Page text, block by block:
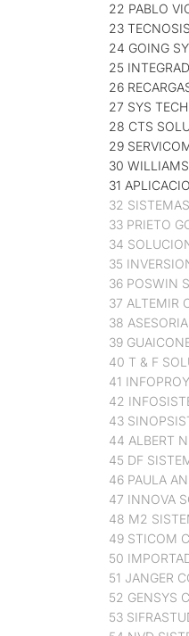
22 PABLO
23
24 GOING
25
26
27 SYS
28 CTS
29
30 WILLIAMS
31
32
33 PRIETO
34
35
36 POSWIN
37 ALTEMIR
38
39
40 T & F
41
42
43
44 ALBERT
45 DF
46 PAULA
47 INNOVA
48 M2
49 STICOM
50
51 JANGER
52 GENSYS
53